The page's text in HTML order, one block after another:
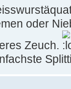
oder
Zeuch.